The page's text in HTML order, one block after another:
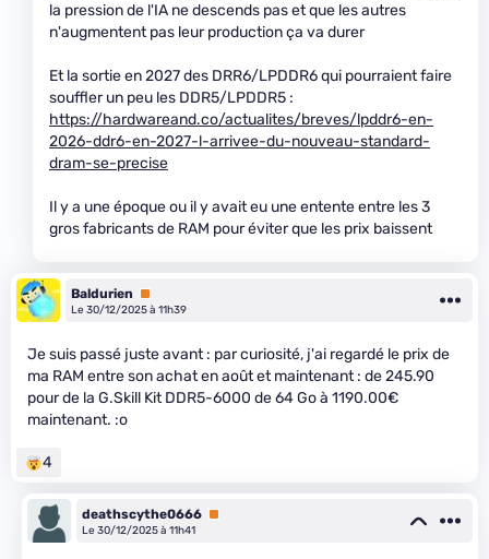
la pression de l'IA ne descends pas et que les autres
n'augmentent pas leur production ça va durer
Et la sortie en 2027 des DRR6/LPDDR6 qui pourraient faire
souffler un peu les DDR5/LPDDR5 :
https://hardwareand.co/actualites/breves/lpddr6-en-
2026-ddr6-en-2027-l-arrivee-du-nouveau-standard-
dram-se-precise
Il y a une époque ou il y avait eu une entente entre les 3
gros fabricants de RAM pour éviter que les prix baissent
Baldurien
Premium
Le 30/12/2025 à 11h39
Je suis passé juste avant : par curiosité, j'ai regardé le prix de
ma RAM entre son achat en août et maintenant : de 245.90
pour de la G.Skill Kit DDR5-6000 de 64 Go à 1190.00€
maintenant. :o
4
deathscythe0666 Premium
Le 30/12/2025 à 11h41